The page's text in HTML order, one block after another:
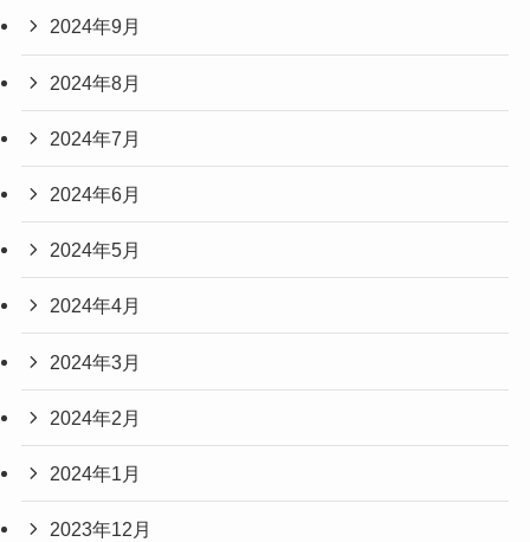
2024年9月
2024年8月
2024年7月
2024年6月
2024年5月
2024年4月
2024年3月
2024年2月
2024年1月
2023年12月